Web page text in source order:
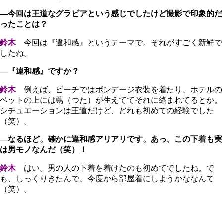
―今回は王道なグラビアという感じでしたけど撮影で印象的だ
ったことは？
鈴木今回は『違和感』というテーマで。それがすごく新鮮で
したね。
―『違和感』ですか？
鈴木例えば、ビーチではボンデージ衣装を着たり、ホテルの
ベットの上には蔦（つた）が生えててそれに絡まれてるとか。
シチュエーションは王道だけど、どれも初めての経験でした
（笑）。
―なるほど。確かに違和感アリアリです。あっ、この下着も実
は男モノなんだ（笑）！
鈴木はい。男の人の下着を着けたのも初めてでしたね。で
も、しっくりきたんで、今度から部屋着にしようかななんて
（笑）。